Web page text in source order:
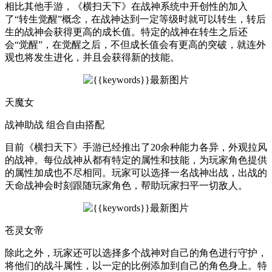
相比其他手游，《横扫天下》在战神系统中开创性的加入
了“转生觉醒”概念，在战神达到一定等级时就可以转生，转后
生的战神会获得更高的成长值。特定的战神在转生之后还
会“觉醒”，在觉醒之后，不但成长值会有更高的突破，就连外
观也将发生进化，并且会获得新的技能。
天魔女
战神助战 组合自由搭配
目前《横扫天下》手游已经推出了20余种能力各异，外观拉风
的战神。每位战神从都有特定的属性和技能，为玩家角色提供
的属性加成也不尽相同。玩家可以选择一名战神出战，出战的
天命战神会时刻跟随玩家角色，帮助玩家扫平一切敌人。
苍灵女帝
除此之外，玩家还可以选择多个战神对自己的角色进行守护，
将他们的战斗属性，以一定的比例添加到自己的角色身上。特